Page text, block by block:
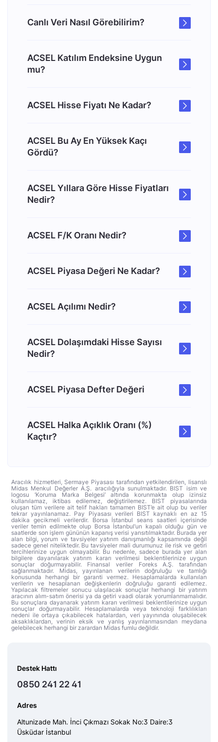
Canlı Veri Nasıl Görebilirim?
ACSEL Katılım Endeksine Uygun
mu?
ACSEL Hisse Fiyatı Ne Kadar?
ACSEL Bu Ay En Yüksek Kaçı
Gördü?
ACSEL Yıllara Göre Hisse Fiyatları
Nedir?
ACSEL F/K Oranı Nedir?
ACSEL Piyasa Değeri Ne Kadar?
ACSEL Açılımı Nedir?
ACSEL Dolaşımdaki Hisse Sayısı
Nedir?
ACSEL Piyasa Defter Değeri
ACSEL Halka Açıklık Oranı (%)
Kaçtır?
Aracılık hizmetleri, Sermaye Piyasası tarafından yetkilendirilen, lisanslı
Midas Menkul Değerler A.Ş. aracılığıyla sunulmaktadır. BIST isim ve
logosu ‘Koruma Marka Belgesi’ altında korunmakta olup izinsiz
kullanılamaz, iktibas edilemez, değiştirilemez. BIST piyasalarında
oluşan tüm verilere ait telif hakları tamamen BIST’e ait olup bu veriler
tekrar yayınlanamaz. Pay Piyasası verileri BIST kaynaklı en az 15
dakika gecikmeli verilerdir. Borsa İstanbul seans saatleri içerisinde
veriler temin edilmekte olup Borsa İstanbul’un kapalı olduğu gün ve
saatlerde son işlem gününün kapanış verisi yansıtılmaktadır. Burada yer
alan bilgi, yorum ve tavsiyeler yatırım danışmanlığı kapsamında değil
sadece genel niteliktedir. Bu tavsiyeler mali durumunuz ile risk ve getiri
tercihlerinize uygun olmayabilir. Bu nedenle, sadece burada yer alan
bilgilere dayanılarak yatırım kararı verilmesi beklentilerinize uygun
sonuçlar doğurmayabilir. Finansal veriler Foreks A.Ş. tarafından
sağlanmaktadır. Midas, yayınlanan verilerin doğruluğu ve tamlığı
konusunda herhangi bir garanti vermez. Hesaplamalarda kullanılan
verilerin ve hesaplanan değişkenlerin doğruluğu garanti edilemez.
Yapılacak filtremeler sonucu ulaşılacak sonuçlar herhangi bir yatırım
aracının alım-satım önerisi ya da getiri vaadi olarak yorumlanmamalıdır.
Bu sonuçlara dayanarak yatırım kararı verilmesi beklentilerinize uygun
sonuçlar doğurmayabilir. Hesaplamalarda veya teknoloji farklılıkları
nedeni ile ortaya çıkabilecek hatalardan, veri yayınında oluşabilecek
aksaklıklardan, verinin eksik ve yanlış yayınlanmasından meydana
gelebilecek herhangi bir zarardan Midas fumlu değildir.
Destek Hattı
0850 241 22 41
Adres
Altunizade Mah. İnci Çıkmazı Sokak No:3 Daire:3
Üsküdar İstanbul